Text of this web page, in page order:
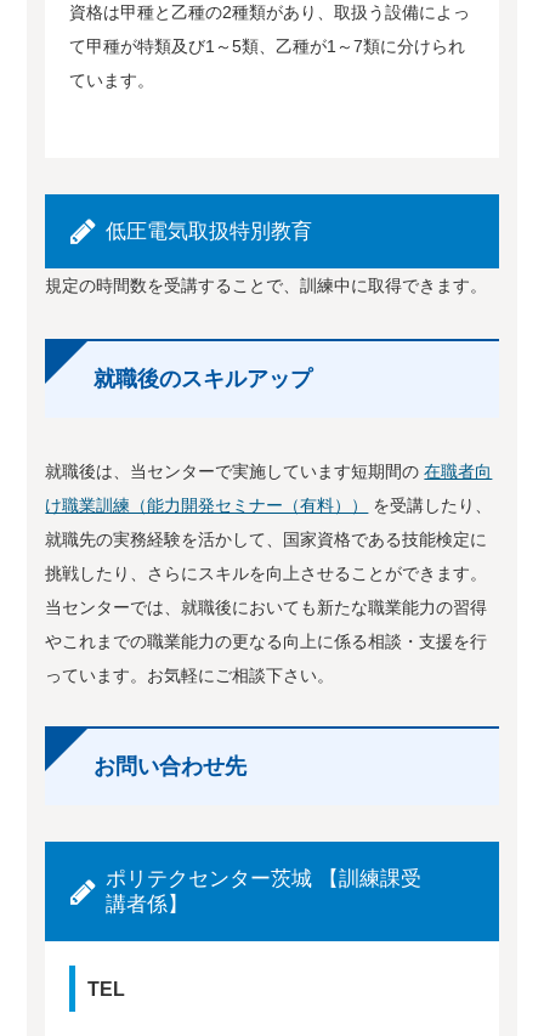
資格は甲種と乙種の2種類があり、取扱う設備によっ
て甲種が特類及び1～5類、乙種が1～7類に分けられ
ています。
低圧電気取扱特別教育
規定の時間数を受講することで、訓練中に取得できます。
就職後のスキルアップ
就職後は、当センターで実施しています短期間の 在職者向
け職業訓練（能力開発セミナー（有料））
を受講したり、
就職先の実務経験を活かして、国家資格である技能検定に
挑戦したり、さらにスキルを向上させることができます。
当センターでは、就職後においても新たな職業能力の習得
やこれまでの職業能力の更なる向上に係る相談・支援を行
っています。お気軽にご相談下さい。
お問い合わせ先
ポリテクセンター茨城 【訓練課受
講者係】
TEL